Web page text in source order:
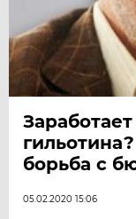
борьба с
05.02.2020 15:06